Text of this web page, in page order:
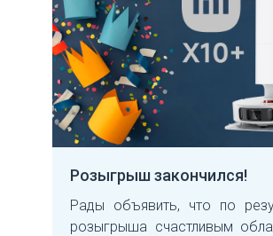
Розыгрыш закончился!
Рады объявить, что по
розыгрыша счастливым